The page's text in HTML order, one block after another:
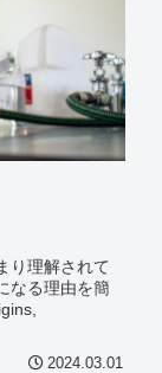
り理解されて
なる理由を簡
2024.03.01